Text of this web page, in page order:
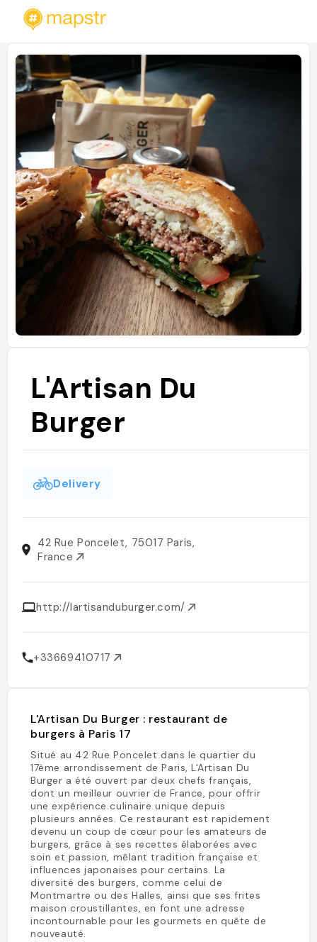
L'Artisan Du
Burger
Delivery
42 Rue Poncelet, 75017 Paris,
France
http://lartisanduburger.com/
+33669410717
L'Artisan Du Burger : restaurant de
burgers à Paris 17
Situé au 42 Rue Poncelet dans le quartier du
17ème arrondissement de Paris, L'Artisan Du
Burger a été ouvert par deux chefs français,
dont un meilleur ouvrier de France, pour offrir
une expérience culinaire unique depuis
plusieurs années. Ce restaurant est rapidement
devenu un coup de cœur pour les amateurs de
burgers, grâce à ses recettes élaborées avec
soin et passion, mêlant tradition française et
influences japonaises pour certains. La
diversité des burgers, comme celui de
Montmartre ou des Halles, ainsi que ses frites
maison croustillantes, en font une adresse
incontournable pour les gourmets en quête de
nouveauté.